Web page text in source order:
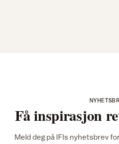
Få inspirasjon
Meld deg på IFIs nyhetsbrev